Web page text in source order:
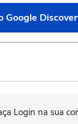
Google Discover
Login na sua